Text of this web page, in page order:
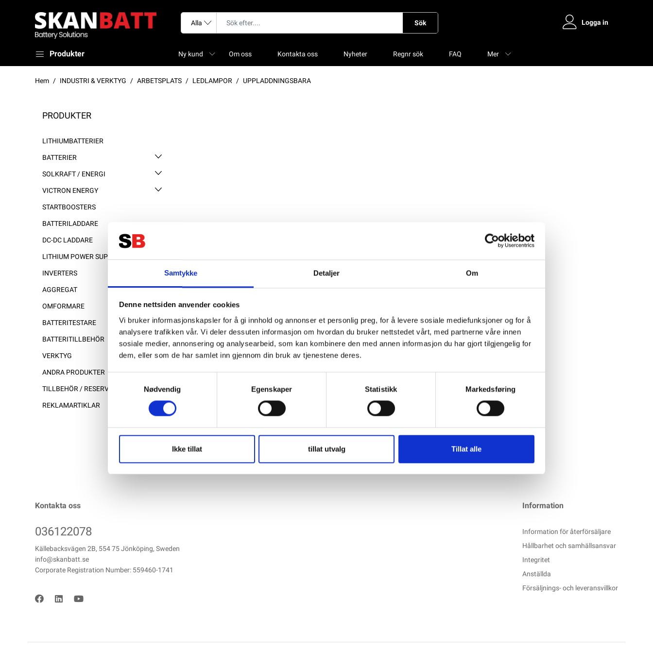
Samtykke Detaljer Om
Denne nettsiden anvender cookies
Vi bruker informasjonskapsler for å gi innhold og annonser et personlig preg, for å levere sosiale mediefunksjoner og for å
analysere trafikken vår. Vi deler dessuten informasjon om hvordan du bruker nettstedet vårt, med partnerne våre innen
sosiale medier, annonsering og analysearbeid, som kan kombinere den med annen informasjon du har gjort tilgjengelig for
dem, eller som de har samlet inn gjennom din bruk av tjenestene deres.
Nødvendig
Egenskaper Statistikk Markedsføring
Ikke tillat tillat utvalg Tillat alle
Sök Logga in
Produkter Ny kund Om oss Kontakta oss Nyheter Regnr sök FAQ Mer
Hem INDUSTRI & VERKTYG ARBETSPLATS LEDLAMPOR UPPLADDNINGSBARA
PRODUKTER
LITHIUMBATTERIER
BATTERIER
SOLKRAFT / ENERGI
VICTRON ENERGY
STARTBOOSTERS
BATTERILADDARE
DC-DC LADDARE
LITHIUM POWER SUPPLY
INVERTERS
AGGREGAT
OMFORMARE
BATTERITESTARE
BATTERITILLBEHÖR
VERKTYG
ANDRA PRODUKTER
TILLBEHÖR / RESERVDELAR
REKLAMARTIKLAR
Kontakta oss
036122078
Källebacksvägen 2B, 554 75 Jönköping, Sweden
info@skanbatt.se
Corporate Registration Number: 559460-1741
Information
Information för återförsäljare
Hållbarhet och samhällsansvar
Integritet
Anställda
Försäljnings- och leveransvillkor